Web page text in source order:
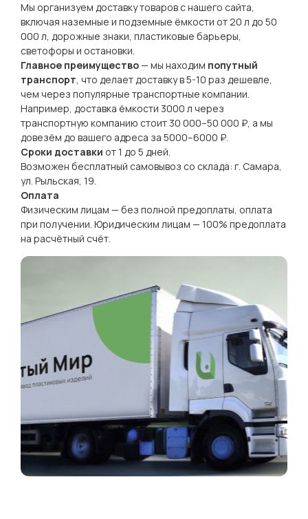
Мы организуем доставку товаров с нашего сайта,
включая наземные и подземные ёмкости от 20 л до 50
000 л, дорожные знаки, пластиковые барьеры,
светофоры и остановки.
Главное преимущество— мы находим попутный
транспорт, что делает доставку в 5-10 раз дешевле,
чем через популярные транспортные компании.
Например, доставка ёмкости 3000 л через
транспортную компанию стоит 30 000–50 000 ₽, а мы
довезём до вашего адреса за 5000–6000 ₽.
Сроки доставки от 1 до 5 дней.
Возможен бесплатный самовывоз со склада: г. Самара,
ул. Рыльская, 19.
Оплата
Физическим лицам — без полной предоплаты, оплата
при получении. Юридическим лицам — 100% предоплата
на расчётный счёт.